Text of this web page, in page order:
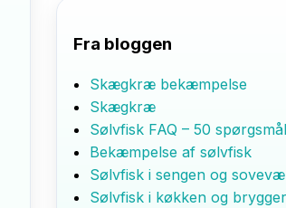
Fra bloggen
Skægkræ bekæmpelse
Skægkræ
Sølvfisk FAQ – 50
Bekæmpelse af sølvfisk
Sølvfisk i sengen og
Sølvfisk i køkken og